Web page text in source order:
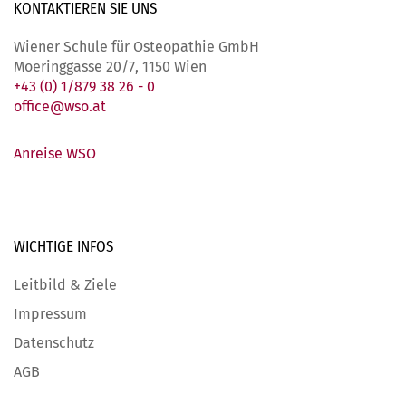
KONTAKTIEREN SIE UNS
Wiener Schule für Osteopathie GmbH
Moeringgasse 20/7, 1150 Wien
+43 (0) 1/879 38 26 - 0
office@wso.at
Anreise WSO
WICHTIGE INFOS
Leitbild & Ziele
Impressum
Datenschutz
AGB